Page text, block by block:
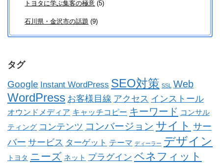
トヨタに学ぶ集客の極意 (5)
石川県・金沢市の話題 (9)
タグ
Google Instant WordPress SEO対策 SSL Web
WordPress お客様目線 アクセス インストール
オウンドメディア キャッチコピー キーワード コンサル
ティング コンテンツ コンバージョン サイト サー
バー サービス ターゲット テーマ ディーラー デザイン
トヨタ ニーズ ネット プラグイン ベネフィット